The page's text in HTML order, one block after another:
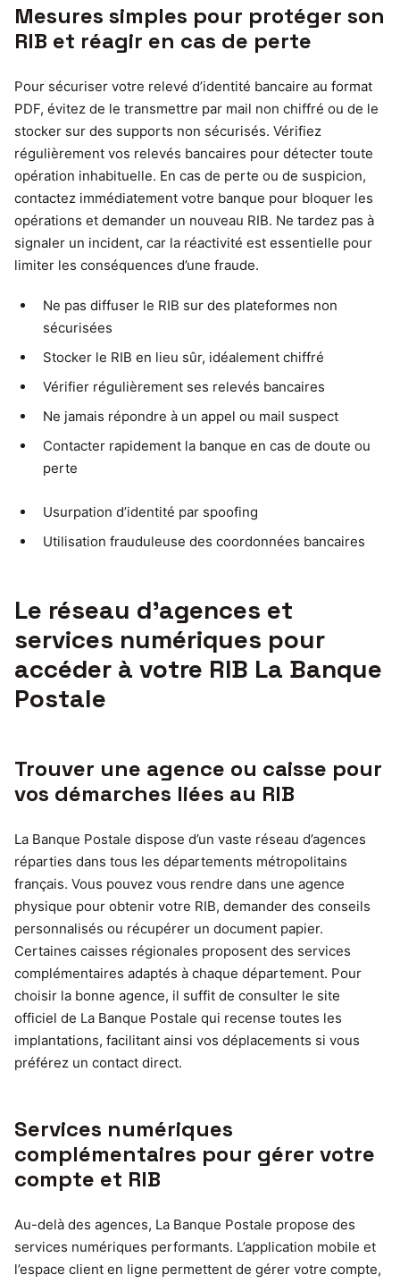
Mesures simples pour protéger son
RIB et réagir en cas de perte
Pour sécuriser votre relevé d’identité bancaire au format
PDF, évitez de le transmettre par mail non chiffré ou de le
stocker sur des supports non sécurisés. Vérifiez
régulièrement vos relevés bancaires pour détecter toute
opération inhabituelle. En cas de perte ou de suspicion,
contactez immédiatement votre banque pour bloquer les
opérations et demander un nouveau RIB. Ne tardez pas à
signaler un incident, car la réactivité est essentielle pour
limiter les conséquences d’une fraude.
Ne pas diffuser le RIB sur des plateformes non
sécurisées
Stocker le RIB en lieu sûr, idéalement chiffré
Vérifier régulièrement ses relevés bancaires
Ne jamais répondre à un appel ou mail suspect
Contacter rapidement la banque en cas de doute ou
perte
Usurpation d’identité par spoofing
Utilisation frauduleuse des coordonnées bancaires
Le réseau d’agences et
services numériques pour
accéder à votre RIB La Banque
Postale
Trouver une agence ou caisse pour
vos démarches liées au RIB
La Banque Postale dispose d’un vaste réseau d’agences
réparties dans tous les départements métropolitains
français. Vous pouvez vous rendre dans une agence
physique pour obtenir votre RIB, demander des conseils
personnalisés ou récupérer un document papier.
Certaines caisses régionales proposent des services
complémentaires adaptés à chaque département. Pour
choisir la bonne agence, il suffit de consulter le site
officiel de La Banque Postale qui recense toutes les
implantations, facilitant ainsi vos déplacements si vous
préférez un contact direct.
Services numériques
complémentaires pour gérer votre
compte et RIB
Au-delà des agences, La Banque Postale propose des
services numériques performants. L’application mobile et
l’espace client en ligne permettent de gérer votre compte,